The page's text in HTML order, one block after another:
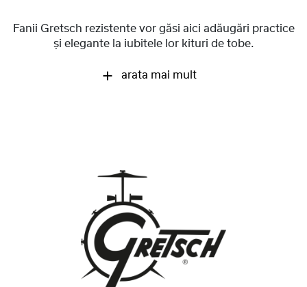
Fanii Gretsch rezistente vor găsi aici adăugări practice
și elegante la iubitele lor kituri de tobe.
arata mai mult